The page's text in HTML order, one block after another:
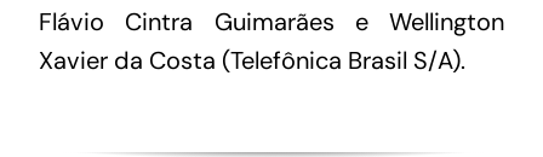
Flávio Cintra Guimarães e Wellington
Xavier da Costa (Telefônica Brasil S/A).